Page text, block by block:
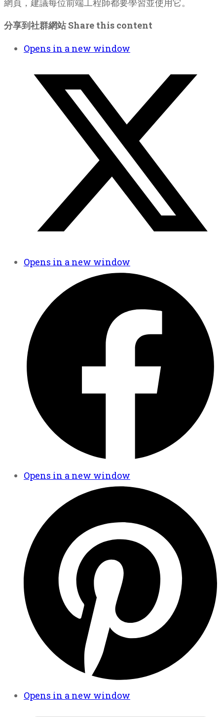
網頁，建議每位前端工程師都要學習並使用它。
分享到社群網站 Share this content
Opens in a new window
Opens in a new window
Opens in a new window
Opens in a new window